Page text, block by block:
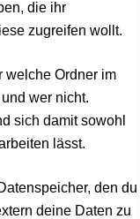
die ihr
zugreifen wollt.
welche Ordner im
wer nicht.
sich damit sowohl
lässt.
den du
deine Daten zu